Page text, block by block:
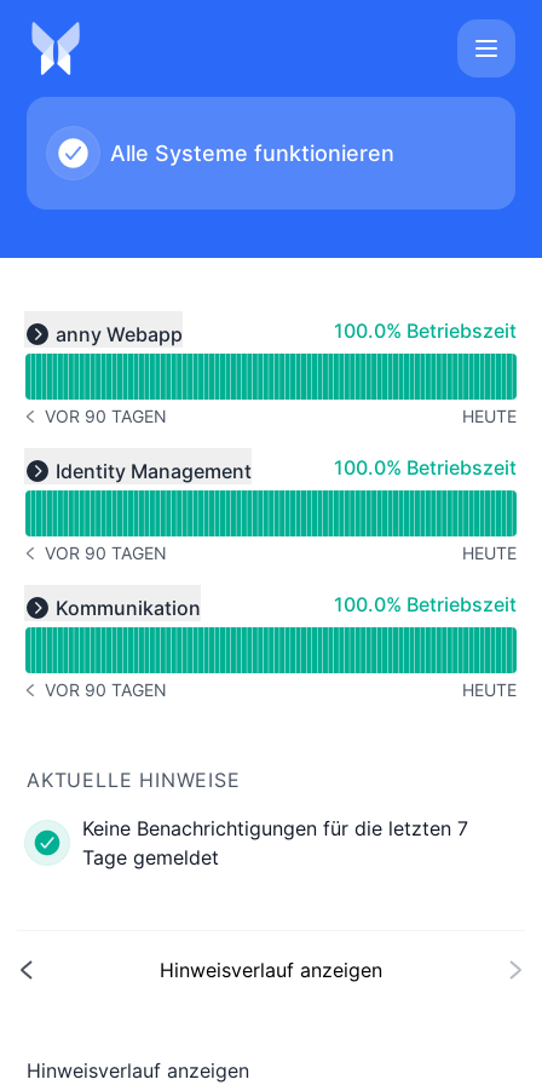
Alle Systeme funktionieren
Expand group
anny Webapp 100% - Betriebszeit
100.0% Betriebszeit
Verfügbarkeitsdiagramm lesen für undefined
GESCHICHTE BEACHTEN VOR 90 TAGEN
VOR 90 TAGEN HEUTE
Expand group
Identity Management 100% - Betriebszeit
100.0% Betriebszeit
Verfügbarkeitsdiagramm lesen für undefined
GESCHICHTE BEACHTEN VOR 90 TAGEN
VOR 90 TAGEN HEUTE
Expand group
Kommunikation 100% - Betriebszeit
100.0% Betriebszeit
Verfügbarkeitsdiagramm lesen für undefined
GESCHICHTE BEACHTEN VOR 90 TAGEN
VOR 90 TAGEN HEUTE
AKTUELLE HINWEISE
Keine Benachrichtigungen für die letzten 7
Tage gemeldet
Hinweisverlauf anzeigen
Hinweisverlauf anzeigen